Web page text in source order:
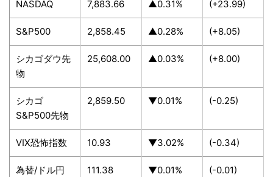
NASDAQ 7,883.66 ▲0.31% (+23.99)
S&P500 2,858.45 ▲0.28% (+8.05)
シカゴダウ先
物
25,608.00 ▲0.03% (+8.00)
シカゴ
S&P500先物
2,859.50 ▼0.01% (-0.25)
VIX恐怖指数 10.93 ▼3.02% (-0.34)
為替/ドル円 111.38 ▼0.01% (-0.01)